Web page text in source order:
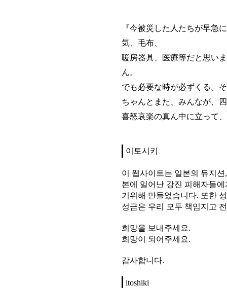
『今被災した人たちが早急
気、毛布、
暖房器具、医療等だと思い
ん。
でも必要な時が必ずくる。
ちゃんとまた、みんなが、
喜怒哀楽の真ん中に立って
이토시키
이 웹사이트는 일본의 뮤지
본에 일어난 강진 피해자들
기위해 만들었습니다. 또한
성금은 우리 모두 책임지고
희망을 보내주세요.
희망이 되어주세요.
감사합니다.
itoshiki